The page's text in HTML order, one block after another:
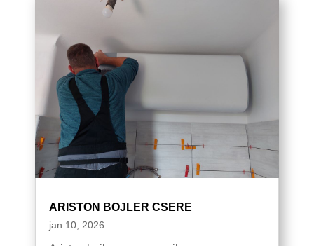
ARISTON BOJLER CSERE
jan 10, 2026